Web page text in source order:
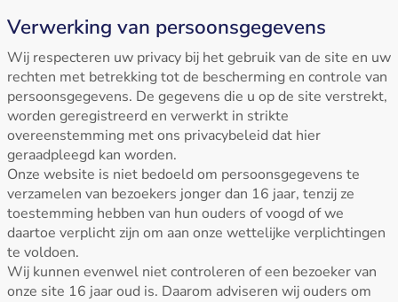
Verwerking van persoonsgegevens
Wij respecteren uw privacy bij het gebruik van de site en uw
rechten met betrekking tot de bescherming en controle van
persoonsgegevens. De gegevens die u op de site verstrekt,
worden geregistreerd en verwerkt in strikte
overeenstemming met ons privacybeleid dat hier
geraadpleegd kan worden.
Onze website is niet bedoeld om persoonsgegevens te
verzamelen van bezoekers jonger dan 16 jaar, tenzij ze
toestemming hebben van hun ouders of voogd of we
daartoe verplicht zijn om aan onze wettelijke verplichtingen
te voldoen.
Wij kunnen evenwel niet controleren of een bezoeker van
onze site 16 jaar oud is. Daarom adviseren wij ouders om